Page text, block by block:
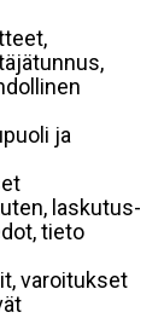
ja
laskutus-
tieto
varoitukset